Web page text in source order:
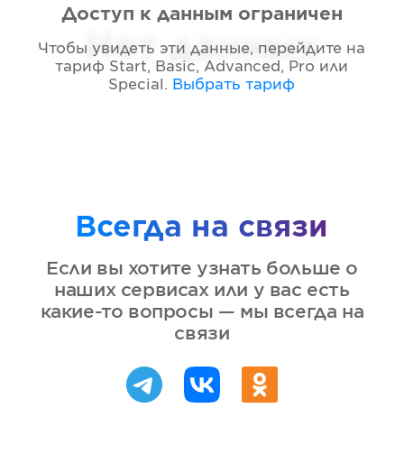
Нет данных
Доступ к данным ограничен
Чтобы увидеть эти данные, перейдите на
тариф Start, Basic, Advanced, Pro или
Special . Выбрать тариф
Всегда на связи
Если вы хотите узнать больше о
наших сервисах или у вас есть
какие-то вопросы — мы всегда на
связи